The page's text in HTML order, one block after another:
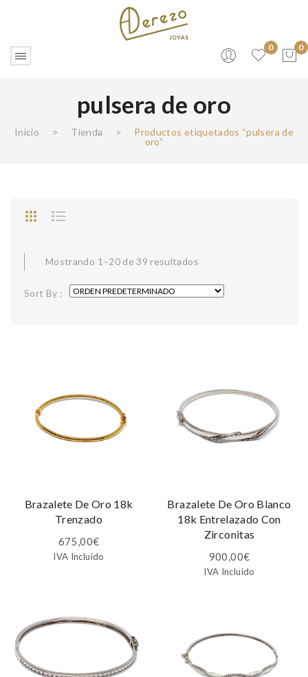
0
No products in the cart.
0
pulsera de oro
Inicio > Tienda >
Productos etiquetados “pulsera de
oro”
Mostrando 1–20 de 39 resultados
Sort By :
Brazalete De Oro 18k
Trenzado
675,00€
IVA Incluido
Brazalete De Oro Blanco
18k Entrelazado Con
Zirconitas
900,00€
IVA Incluido